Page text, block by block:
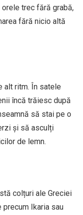
trec fără grabă,
fără nicio altă
alt ritm. În satele
încă trăiesc după
să stai pe o
și să asculți
de lemn.
colțuri ale Greciei
precum Ikaria sau